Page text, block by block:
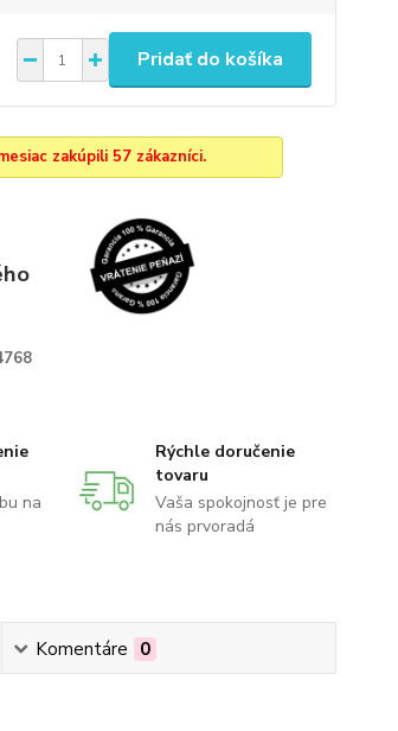
Pridať do košíka
zakúpili 57 zákazníci.
na
Rýchle doručenie
tovaru
Vaša spokojnosť je pre
nás prvoradá
Komentáre 0